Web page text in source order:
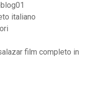
italiano
film completo in